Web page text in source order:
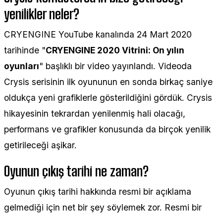
yenilikler neler?
CRYENGINE YouTube kanalında 24 Mart 2020
tarihinde "CRYENGINE 2020 Vitrini: On yılın
oyunları" başlıklı bir video yayınlandı. Videoda
Crysis serisinin ilk oyununun en sonda birkaç saniye
oldukça yeni grafiklerle gösterildiğini gördük. Crysis
hikayesinin tekrardan yenilenmiş hali olacağı,
performans ve grafikler konusunda da birçok yenilik
getirileceği aşikar.
Oyunun çıkış tarihi ne zaman?
Oyunun çıkış tarihi hakkında resmi bir açıklama
gelmediği için net bir şey söylemek zor. Resmi bir